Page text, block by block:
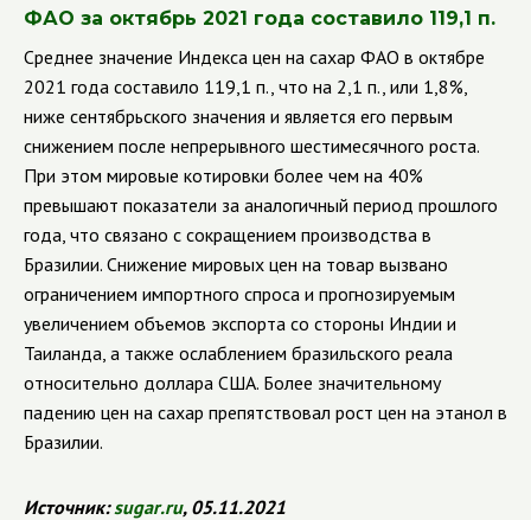
ФАО за октябрь 2021 года составило 119,1 п.
Среднее значение Индекса цен на сахар ФАО в октябре
2021 года составило 119,1 п., что на 2,1 п., или 1,8%,
ниже сентябрьского значения и является его первым
снижением после непрерывного шестимесячного роста.
При этом мировые котировки более чем на 40%
превышают показатели за аналогичный период прошлого
года, что связано с сокращением производства в
Бразилии. Снижение мировых цен на товар вызвано
ограничением импортного спроса и прогнозируемым
увеличением объемов экспорта со стороны Индии и
Таиланда, а также ослаблением бразильского реала
относительно доллара США. Более значительному
падению цен на сахар препятствовал рост цен на этанол в
Бразилии.
Источник:sugar.ru, 05.11.2021